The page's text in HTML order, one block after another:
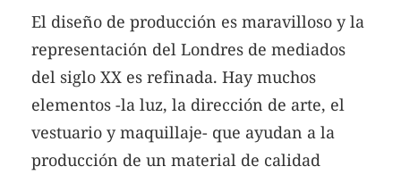
El diseño de producción es maravilloso y la
representación del Londres de mediados
del siglo XX es refinada. Hay muchos
elementos -la luz, la dirección de arte, el
vestuario y maquillaje- que ayudan a la
producción de un material de calidad